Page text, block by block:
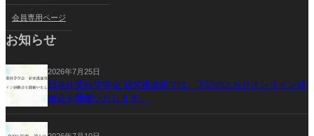
会員専用ページ
お知らせ
2026年7月25日
日本作業科学学会 研究推進班では、下記のとおりオンライン研
修会を開催いたします。